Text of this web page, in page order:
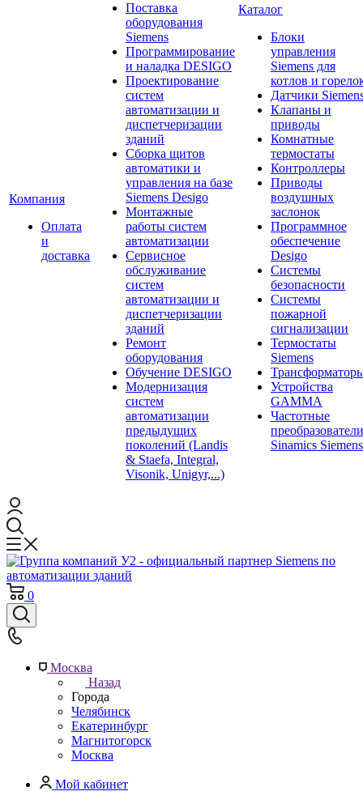
Компания
Оплата
и
доставка
Поставка
оборудования
Siemens
Программирование
и наладка DESIGO
Проектирование
систем
автоматизации и
диспетчеризации
зданий
Сборка щитов
автоматики и
управления на базе
Siemens Desigo
Монтажные
работы систем
автоматизации
Сервисное
обслуживание
систем
автоматизации и
диспетчеризации
зданий
Ремонт
оборудования
Обучение DESIGO
Модернизация
систем
автоматизации
предыдущих
поколений (Landis
& Staefa, Integral,
Visonik, Unigyr,...)
Каталог
Блоки
управления
Siemens для
котлов и
Датчики
Клапаны и
приводы
Комнатные
термостаты
Контроллеры
Приводы
воздушных
заслонок
Программное
обеспечение
Desigo
Системы
безопасности
Системы
пожарной
сигнализации
Термостаты
Siemens
Устройства
GAMMA
Частотные
преобразователи
Sinamics Siemens
0
Москва
Назад
Города
Челябинск
Екатеринбург
Магнитогорск
Москва
Мой кабинет